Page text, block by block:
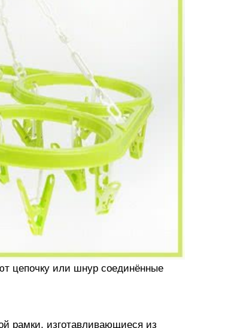
цепочку или шнур соединённые
рамки, изготавливающиеся из